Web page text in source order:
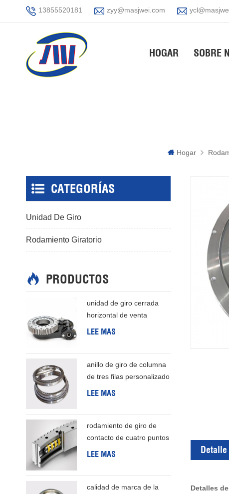
13855520181 zyy@masjwei.com
HOGAR SOBRE
Hogar
Detalles
CATEGORÍAS
Unidad De Giro
Rodamiento Giratorio
PRODUCTOS
unidad de giro cerrada
horizontal de venta
caliente de alta precisión
LEE MAS
anillo de giro de columna
de tres filas personalizado
barato de buena calidad
LEE MAS
rodamiento de giro de
contacto de cuatro puntos
de una hilera
LEE MAS
calidad de marca de la